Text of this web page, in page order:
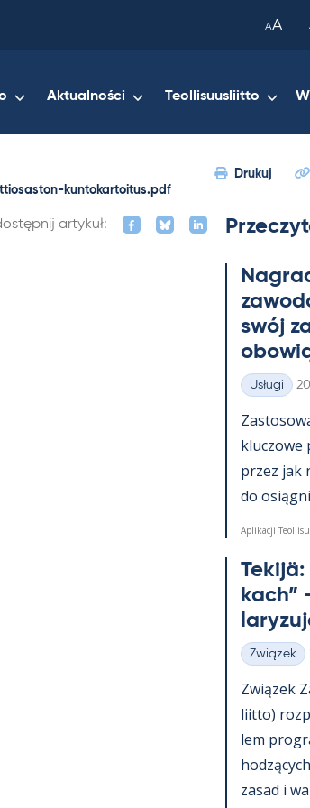
AA
Aktualności Teollisuusliitto
kuntokartoitus.pdf
Drukuj
artykuł:
swój
Kategorie
Usługi
kluczowe
przez jak
do
Aplikacji
Te­kijä:
Kategorie
Związek
Związek
liitto)
lem
za­sad i